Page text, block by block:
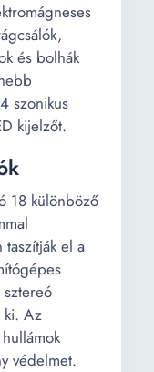
és bolhák
szonikus
kijelzőt.
18 különböző
taszítják el a
ki. Az
védelmet.